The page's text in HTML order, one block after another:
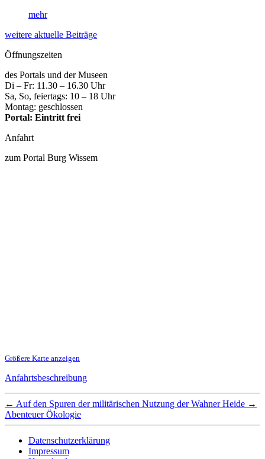
mehr
weitere aktuelle Beiträge
Öffnungszeiten
des Portals und der Museen
Di – Fr: 11.30 – 16.30 Uhr
Sa, So, feiertags: 10 – 18 Uhr
Montag: geschlossen
Portal: Eintritt frei
Anfahrt
zum Portal Burg Wissem
Größere Karte anzeigen
Anfahrtsbeschreibung
← Auf den Spuren der militärischen Nutzung der Wahner Heide →
Abenteuer Ökologie
Datenschutzerklärung
Impressum